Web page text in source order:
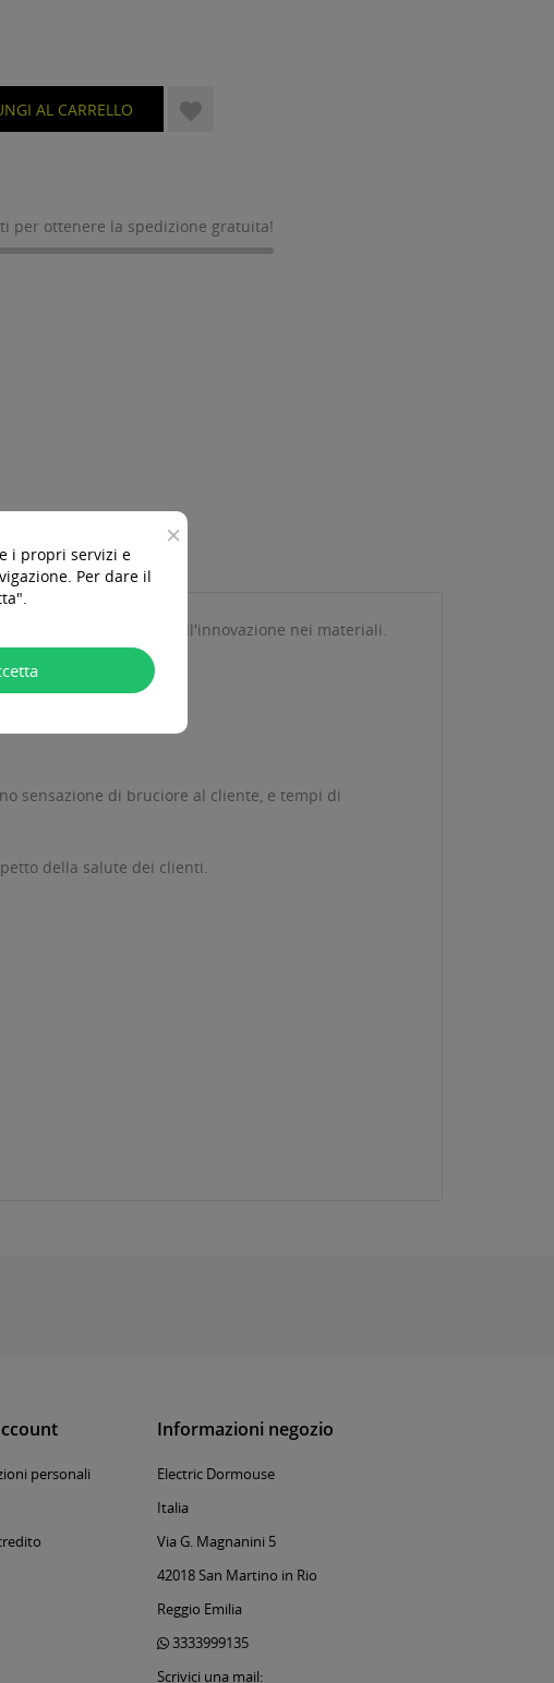
AL CARRELLO 
per ottenere la spedizione gratuita!
dei prodotti Panthera all'innovazione nei materiali.
sensazione di bruciore al cliente, e tempi di
della salute dei clienti.
personali
Informazioni negozio
Electric Dormouse
Italia
Via G. Magnanini 5
42018 San Martino in Rio
Reggio Emilia
3333999135
Scrivici una mail:
×
i propri servizi e
Per dare il